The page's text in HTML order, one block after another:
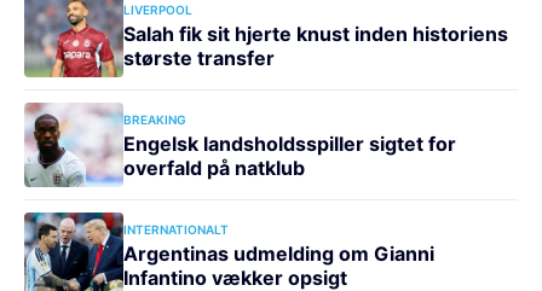
LIVERPOOL
Salah fik sit hjerte knust inden historiens
største transfer
BREAKING
Engelsk landsholdsspiller sigtet for
overfald på natklub
INTERNATIONALT
Argentinas udmelding om Gianni
Infantino vækker opsigt